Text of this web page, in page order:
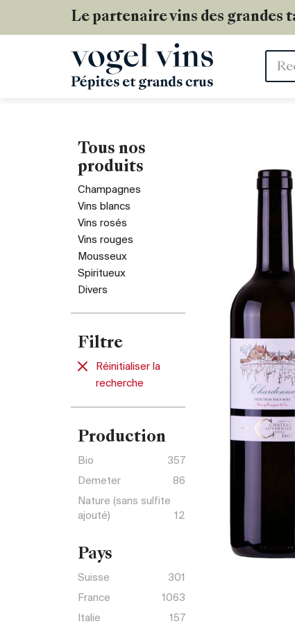
Le partenaire vins des grandes
Mots
Tous nos
produits
Champagnes
Vins blancs
Vins rosés
Vins rouges
Mousseux
Spiritueux
Divers
Filtre
Réinitialiser la
recherche
Production
Bio
357
Demeter
86
Nature (sans sulfite
ajouté)
12
Pays
Suisse
301
France
1063
Italie
157